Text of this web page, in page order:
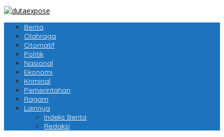
Berita
Olahraga
Otomatif
Politik
Nasional
Ekonomi
Kriminal
Pemerintahan
Ragam
Lainnya
Indeks Berita
Redaksi